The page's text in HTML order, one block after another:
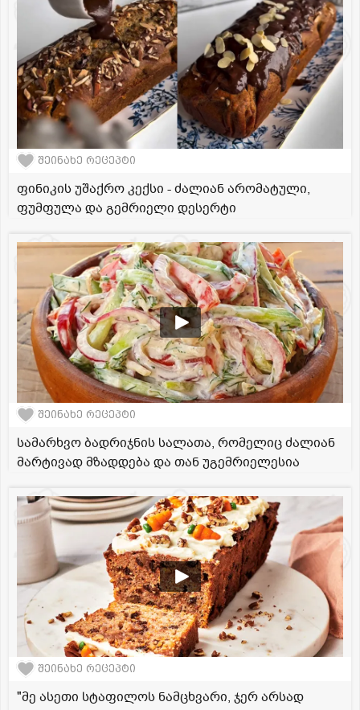
შეინახე რეცეპტი
ფინიკის უშაქრო კექსი - ძალიან არომატული,
ფუმფულა და გემრიელი დესერტი
შეინახე რეცეპტი
სამარხვო ბადრიჯნის სალათა, რომელიც ძალიან
მარტივად მზადდება და თან უგემრიელესია
შეინახე რეცეპტი
"მე ასეთი სტაფილოს ნამცხვარი, ჯერ არსად